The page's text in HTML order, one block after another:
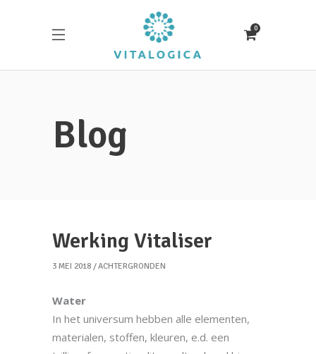
0
Blog
Werking Vitaliser
3 MEI 2018 ACHTERGRONDEN
Water
In het universum hebben alle elementen,
materialen, stoffen, kleuren, e.d. een